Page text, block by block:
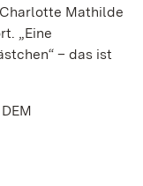
Mathilde
„Eine
– das ist